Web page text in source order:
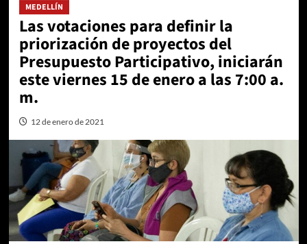
MEDELLÍN
Las votaciones para definir la
priorización de proyectos del
Presupuesto Participativo, iniciarán
este viernes 15 de enero a las 7:00 a.
m.
12 de enero de 2021